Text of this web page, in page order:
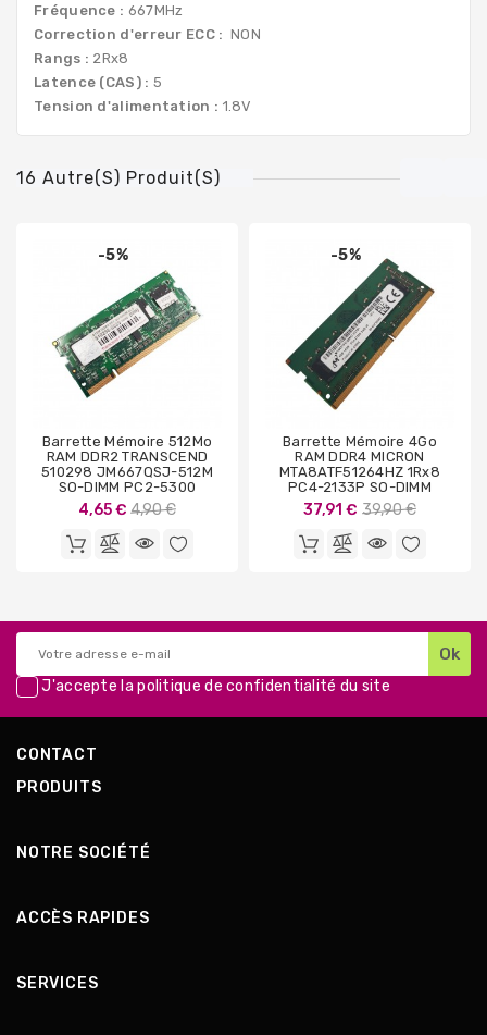
Fréquence : 667MHz
Correction d'erreur ECC : NON
Rangs : 2Rx8
Latence (CAS) : 5
Tension d'alimentation : 1.8V
16 Autre(s) Produit(s)
-5%
Barrette Mémoire 512Mo
RAM DDR2 TRANSCEND
510298 JM667QSJ-512M
SO-DIMM PC2-5300
4,65 € Prix
base
4,90 €
-5%
Barrette Mémoire 4Go
RAM DDR4 MICRON
MTA8ATF51264HZ 1Rx8
PC4-2133P SO-DIMM
37,91 € Prix
base
39,90 €
J'accepte lapolitique de confidentialité du site
CONTACT
PRODUITS
NOTRE SOCIÉTÉ
ACCÈS RAPIDES
SERVICES